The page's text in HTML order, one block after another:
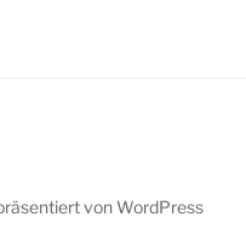
von WordPress